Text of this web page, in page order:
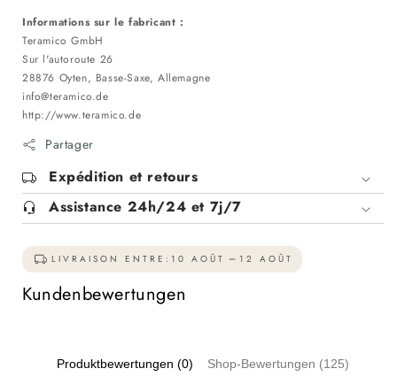
Informations sur le fabricant :
Teramico GmbH
Sur l'autoroute 26
28876 Oyten, Basse-Saxe, Allemagne
info@teramico.de
http://www.teramico.de
Partager
Expédition et retours
Assistance 24h/24 et 7j/7
LIVRAISON ENTRE: 10 AOÛT 12 AOÛT
Kundenbewertungen
Produktbewertungen (0) Shop-Bewertungen (125)